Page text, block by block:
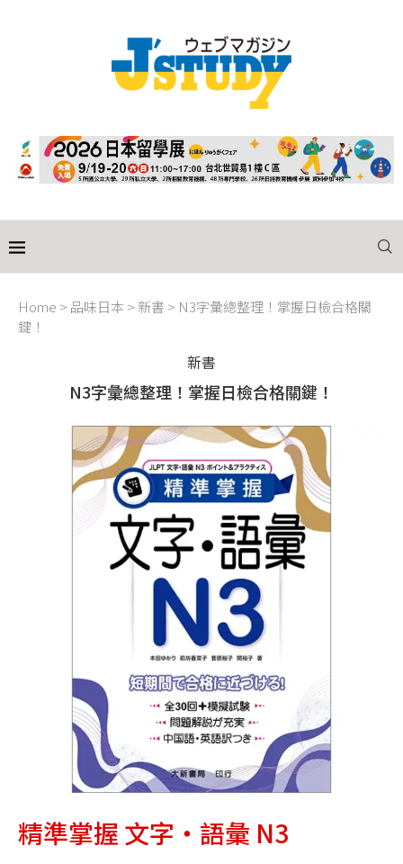
Home > 品味日本 > 新書 > N3字彙總整理！掌握日檢合格關
鍵！
新書
N3字彙總整理！掌握日檢合格關鍵！
精準掌握 文字‧語彙 N3